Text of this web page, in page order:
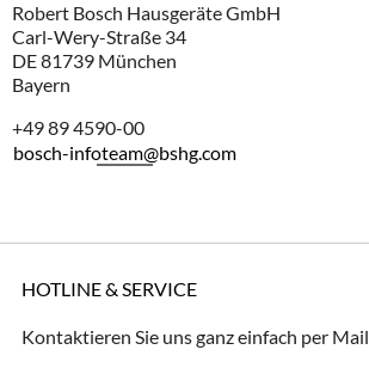
Robert Bosch Hausgeräte GmbH
Carl-Wery-Straße 34
DE 81739 München
Bayern
+49 89 4590-00
bosch-infoteam@bshg.com
HOTLINE & SERVICE
Kontaktieren Sie uns ganz einfach per Mail